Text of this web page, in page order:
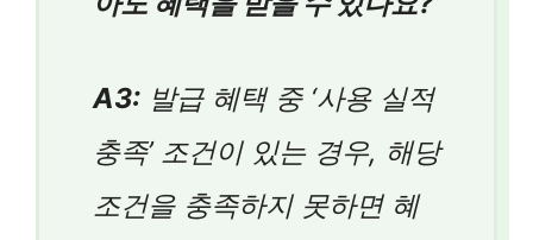
A3: 발급 혜택 중 ‘사용 실적
충족’ 조건이 있는 경우, 해당
조건을 충족하지 못하면 혜